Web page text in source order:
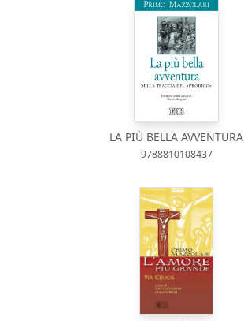
LA PIÙ BELLA AVVENTURA
9788810108437